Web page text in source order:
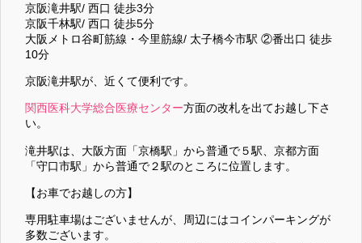
京阪滝井駅/ 西口 徒歩3分
京阪千林駅/ 西口 徒歩5分
大阪メトロ谷町筋線・今里筋線/ 太子橋今市駅 ②番出口 徒歩
10分
京阪滝井駅が、近くて便利です。
関西医科大学総合医療センター方面の改札を出てお越し下さ
い。
滝井駅は、大阪方面「京橋駅」から普通で５駅、京都方面
「守口市駅」から普通で２駅のところに位置します。
【お車でお越しの方】
専用駐車場はございませんが、周辺にはコインパーキングが
多数ございます。